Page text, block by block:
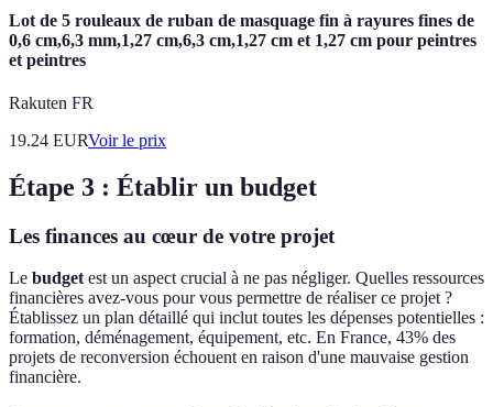
Lot de 5 rouleaux de ruban de masquage fin à rayures fines de
0,6 cm,6,3 mm,1,27 cm,6,3 cm,1,27 cm et 1,27 cm pour peintres
et peintres
Rakuten FR
19.24 EURVoir le prix
Étape 3 : Établir un budget
Les finances au cœur de votre projet
Le budgetest un aspect crucial à ne pas négliger. Quelles ressources
financières avez-vous pour vous permettre de réaliser ce projet ?
Établissez un plan détaillé qui inclut toutes les dépenses potentielles :
formation, déménagement, équipement, etc. En France, 43% des
projets de reconversion échouent en raison d'une mauvaise gestion
financière.